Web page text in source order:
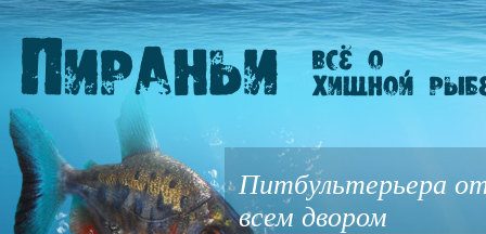
Питбультерьера
всем двором